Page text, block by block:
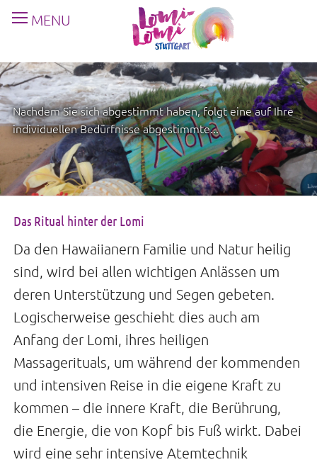
MENU
Nachdem Sie sich abgestimmt haben, folgt eine auf Ihre
individuellen Bedürfnisse abgestimmte...
Das Ritual hinter der Lomi
Da den Hawaiianern Familie und Natur heilig
sind, wird bei allen wichtigen Anlässen um
deren Unterstützung und Segen gebeten.
Logischerweise geschieht dies auch am
Anfang der Lomi, ihres heiligen
Massagerituals, um während der kommenden
und intensiven Reise in die eigene Kraft zu
kommen – die innere Kraft, die Berührung,
die Energie, die von Kopf bis Fuß wirkt. Dabei
wird eine sehr intensive Atemtechnik